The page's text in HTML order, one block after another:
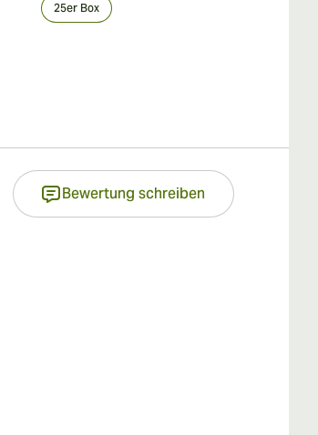
25er Box
Bewertung schreiben